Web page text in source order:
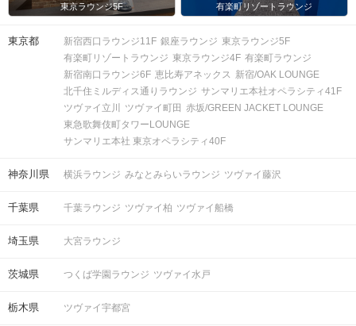
東京ラウンジ5F 有楽町リゾートラウンジ
東京都 新宿西口ラウンジ11F 銀座ラウンジ 東京ラウンジ5F
有楽町リゾートラウンジ 東京ラウンジ4F 有楽町ラウンジ
新宿南口ラウンジ6F 恵比寿アネックス 新宿/OAK LOUNGE
北千住ミルディス通りラウンジ サンマリエ本社オペラシティ41F
ツヴァイ立川
ツヴァイ町田 赤坂/GREEN JACKET LOUNGE
東急歌舞伎町タワーLOUNGE
サンマリエ本社 東京オペラシティ40F
神奈川県 横浜ラウンジ みなとみらいラウンジ ツヴァイ藤沢
千葉県 千葉ラウンジ ツヴァイ柏 ツヴァイ船橋
埼玉県 大宮ラウンジ
茨城県 つくば学園ラウンジ ツヴァイ水戸
栃木県 ツヴァイ宇都宮